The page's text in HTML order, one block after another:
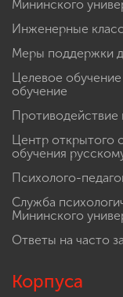
Мининского
Инженерные
Меры поддержки
Целевое
обучение
Противодействие
Центр открытого
обучения
Психолого-
Служба
Мининского
Ответы на часто
Корпуса